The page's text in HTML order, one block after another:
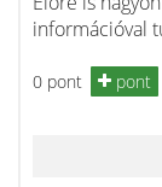
információval
0 pont pont